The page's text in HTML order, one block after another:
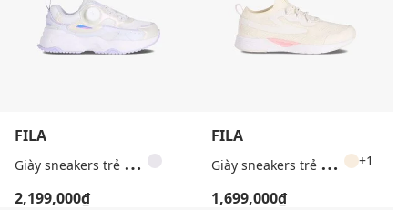
FILA
G
iày sneakers trẻ em cổ thấp Rayfide Dial
2,199,000₫
FILA
G
iày sneakers trẻ em cổ thấp Flex Newday +1
1,699,000₫